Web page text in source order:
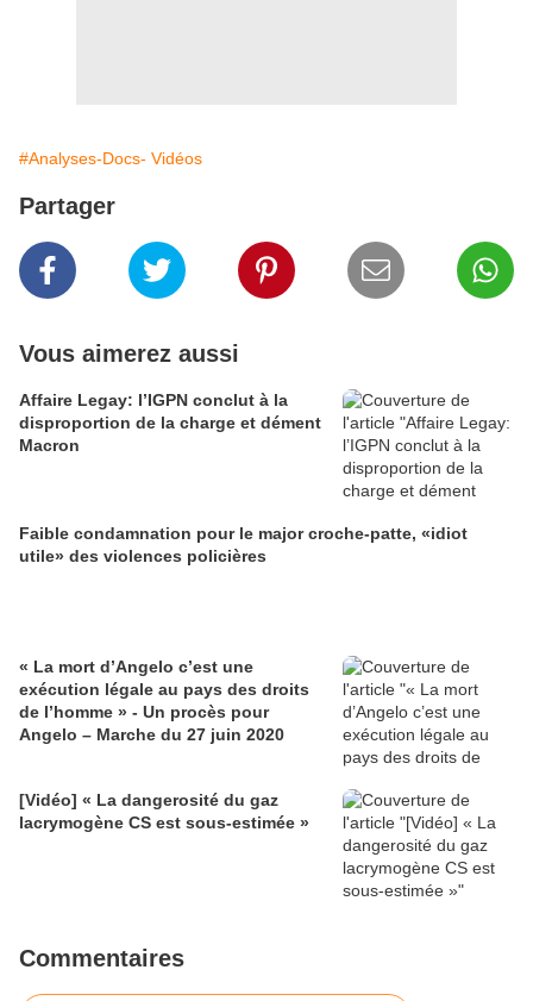
#Analyses-Docs- Vidéos
Partager
Vous aimerez aussi
Affaire Legay: l’IGPN conclut à la
disproportion de la charge et dément
Macron
Faible condamnation pour le major croche-patte, «idiot
utile» des violences policières
« La mort d’Angelo c’est une
exécution légale au pays des droits
de l’homme » - Un procès pour
Angelo – Marche du 27 juin 2020
[Vidéo] « La dangerosité du gaz
lacrymogène CS est sous-estimée »
Commentaires